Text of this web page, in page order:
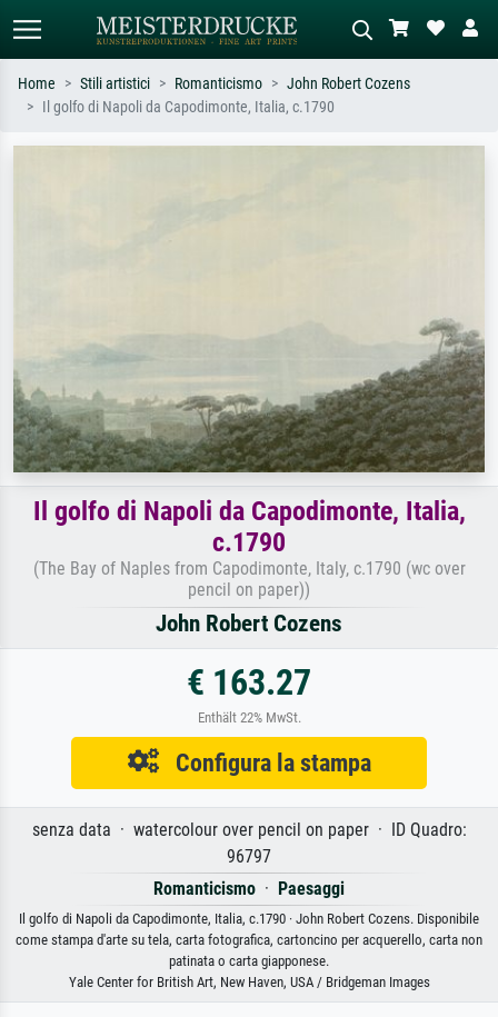
Home Stili artistici Romanticismo
John Robert Cozens
Il golfo di Napoli da Capodimonte, Italia, c.1790
Il golfo di Napoli da Capodimonte, Italia,
c.1790
(The Bay of Naples from Capodimonte, Italy, c.1790 (wc over
pencil on paper))
John Robert Cozens
€ 163.27
Enthält 22% MwSt.
Configura la stampa
senza data · watercolour over pencil on paper · ID Quadro:
96797
Romanticismo · Paesaggi
Il golfo di Napoli da Capodimonte, Italia, c.1790 · John Robert Cozens. Disponibile
come stampa d'arte su tela, carta fotografica, cartoncino per acquerello, carta non
patinata o carta giapponese.
Yale Center for British Art, New Haven, USA / Bridgeman Images